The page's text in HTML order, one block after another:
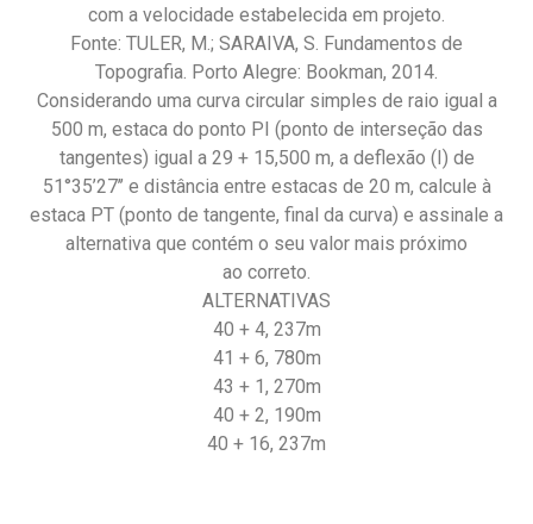
com a velocidade estabelecida em projeto.
Fonte: TULER, M.; SARAIVA, S. Fundamentos de
Topografia. Porto Alegre: Bookman, 2014.
Considerando uma curva circular simples de raio igual a
500 m, estaca do ponto PI (ponto de interseção das
tangentes) igual a 29 + 15,500 m, a deflexão (I) de
51°35’27’’ e distância entre estacas de 20 m, calcule à
estaca PT (ponto de tangente, final da curva) e assinale a
alternativa que contém o seu valor mais próximo
ao correto.
ALTERNATIVAS
40 + 4, 237m
41 + 6, 780m
43 + 1, 270m
40 + 2, 190m
40 + 16, 237m